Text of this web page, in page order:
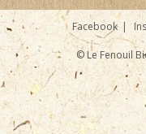
Facebook
© Le Fenouil